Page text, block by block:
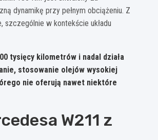
dynamikę przy pełnym obciążeniu. Z
w kontekście układu
tysięcy kilometrów i nadal działa
stosowanie olejów wysokiej
nie oferują nawet niektóre
W211 z